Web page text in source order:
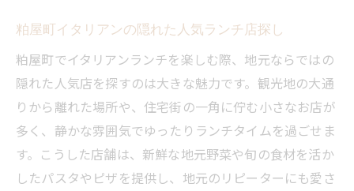
粕屋町イタリアンの隠れた人気ランチ店探し
粕屋町でイタリアンランチを楽しむ際、地元ならではの
隠れた人気店を探すのは大きな魅力です。観光地の大通
りから離れた場所や、住宅街の一角に佇む小さなお店が
多く、静かな雰囲気でゆったりランチタイムを過ごせま
す。こうした店舗は、新鮮な地元野菜や旬の食材を活か
したパスタやピザを提供し、地元のリピーターにも愛さ